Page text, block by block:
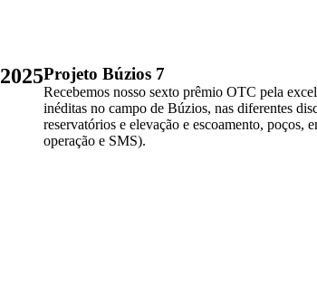
2025Projeto Búzios 7
Recebemos nosso sexto prêmio OTC pela
inéditas no campo de Búzios, nas diferentes
reservatórios e elevação e escoamento, poços,
operação e SMS).